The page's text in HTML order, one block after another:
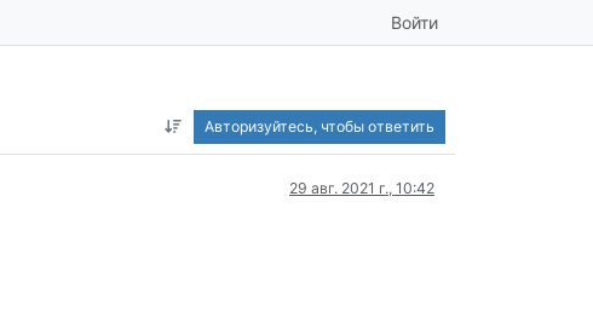
Войти
Авторизуйтесь, чтобы ответить
29 авг. 2021 г., 10:42